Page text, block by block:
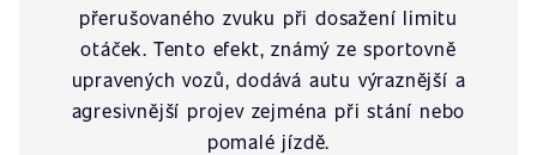
přerušovaného zvuku při dosažení limitu
otáček. Tento efekt, známý ze sportovně
upravených vozů, dodává autu výraznější a
agresivnější projev zejména při stání nebo
pomalé jízdě.